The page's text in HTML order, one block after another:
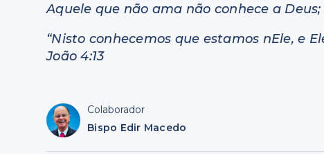
Aquele que não ama não conhece a
“Nisto conhecemos que estamos nEle, e
João 4:13 ‎
Colaborador
Bispo Edir Macedo